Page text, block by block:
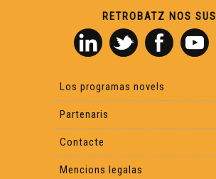
RETROBATZ NOS SUS
Los programas novels
Partenaris
Contacte
Mencions legalas